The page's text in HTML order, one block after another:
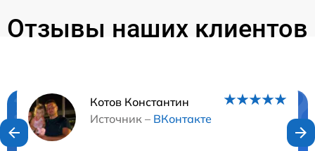
Отзывы наших клиентов
Котов Константин
Источник – ВКонтакте
Нужна консультация?